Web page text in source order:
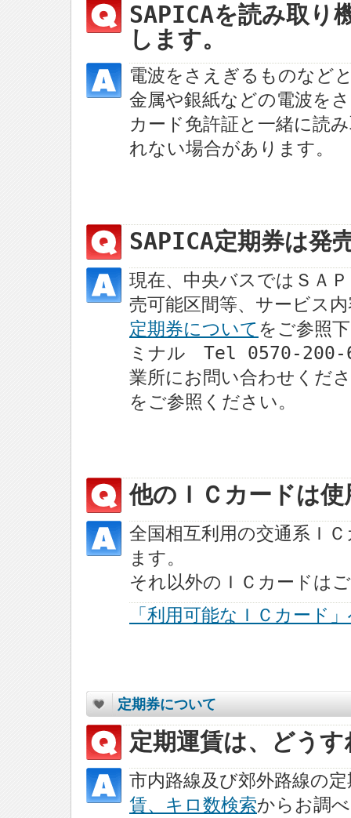
SAPICAを読み取り
します。
電波をさえぎるものなど
金属や銀紙などの電波を
カード免許証と一緒に読
れない場合があります。
SAPICA定期券は発
現在、中央バスではＳＡ
売可能区間等、サービス
定期券についてをご参照
ミナル Tel 0570-200-
業所にお問い合わせくだ
をご参照ください。
他のＩＣカードは
全国相互利用の交通系Ｉ
ます。
それ以外のＩＣカードは
「利用可能なＩＣカード
定期券について
定期運賃は、どう
市内路線及び郊外路線の
賃、キロ数検索からお調